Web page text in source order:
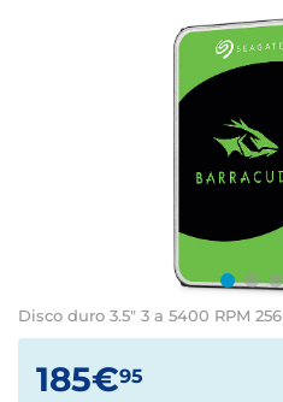
Disco duro 3.5" 3 a 5400 RPM
185€95